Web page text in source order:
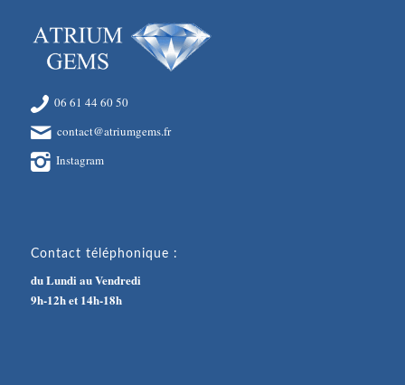
06 61 44 60 50
contact@atriumgems.fr
Instagram
Contact téléphonique :
du Lundi au Vendredi
9h-12h et 14h-18h